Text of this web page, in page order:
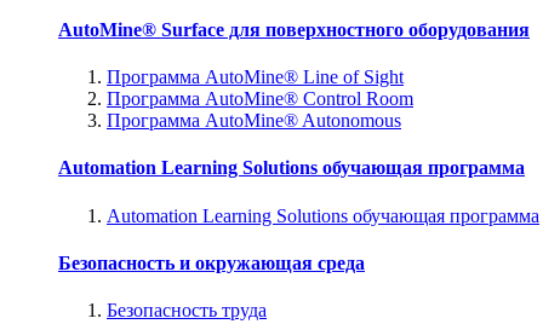
AutoMine® Surface для поверхностного оборудования
Программа AutoMine® Line of Sight
Программа AutoMine® Control Room
Программа AutoMine® Autonomous
Automation Learning Solutions обучающая программа
Automation Learning Solutions обучающая программа
Безопасность и окружающая среда
Безопасность труда